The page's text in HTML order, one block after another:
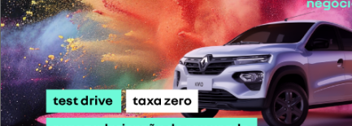
Conectividade
Velocidade máxima:173 km/h (E) / 172 km/h (G)